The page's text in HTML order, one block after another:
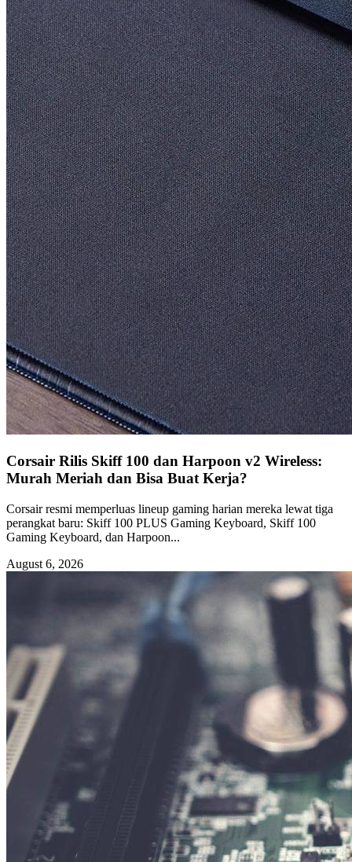
Corsair Rilis Skiff 100 dan Harpoon v2 Wireless:
Murah Meriah dan Bisa Buat Kerja?
Corsair resmi memperluas lineup gaming harian mereka lewat tiga
perangkat baru: Skiff 100 PLUS Gaming Keyboard, Skiff 100
Gaming Keyboard, dan Harpoon...
August 6, 2026